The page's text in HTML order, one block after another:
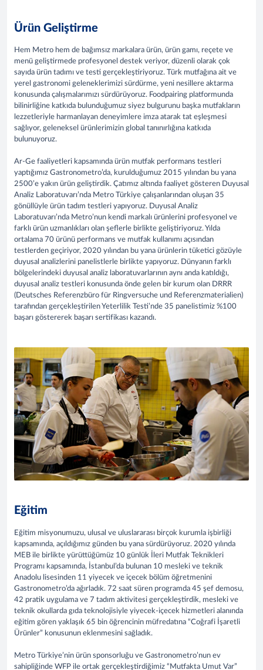
Ürün Geliştirme
Hem Metro hem de bağımsız markalara ürün, ürün gamı, reçete ve
menü geliştirmede profesyonel destek veriyor, düzenli olarak çok
sayıda ürün tadımı ve testi gerçekleştiriyoruz. Türk mutfağına ait ve
yerel gastronomi geleneklerimizi sürdürme, yeni nesillere aktarma
konusunda çalışmalarımızı sürdürüyoruz. Foodpairing platformunda
bilinirliğine katkıda bulunduğumuz siyez bulgurunu başka mutfakların
lezzetleriyle harmanlayan deneyimlere imza atarak tat eşleşmesi
sağlıyor, geleneksel ürünlerimizin global tanınırlığına katkıda
bulunuyoruz.
Ar-Ge faaliyetleri kapsamında ürün mutfak performans testleri
yaptığımız Gastronometro’da, kurulduğumuz 2015 yılından bu yana
2500’e yakın ürün geliştirdik. Çatımız altında faaliyet gösteren Duyusal
Analiz Laboratuvarı’nda Metro Türkiye çalışanlarından oluşan 35
gönüllüyle ürün tadım testleri yapıyoruz. Duyusal Analiz
Laboratuvarı’nda Metro’nun kendi markalı ürünlerini profesyonel ve
farklı ürün uzmanlıkları olan şeflerle birlikte geliştiriyoruz. Yılda
ortalama 70 ürünü performans ve mutfak kullanımı açısından
testlerden geçiriyor, 2020 yılından bu yana ürünlerin tüketici gözüyle
duyusal analizlerini panelistlerle birlikte yapıyoruz. Dünyanın farklı
bölgelerindeki duyusal analiz laboratuvarlarının aynı anda katıldığı,
duyusal analiz testleri konusunda önde gelen bir kurum olan DRRR
(Deutsches Referenzbüro für Ringversuche und Referenzmaterialien)
tarafından gerçekleştirilen Yeterlilik Testi’nde 35 panelistimiz %100
başarı göstererek başarı sertifikası kazandı.
Eğitim
Eğitim misyonumuzu, ulusal ve uluslararası birçok kurumla işbirliği
kapsamında, açıldığımız günden bu yana sürdürüyoruz. 2020 yılında
MEB ile birlikte yürüttüğümüz 10 günlük İleri Mutfak Teknikleri
Programı kapsamında, İstanbul’da bulunan 10 mesleki ve teknik
Anadolu lisesinden 11 yiyecek ve içecek bölüm öğretmenini
Gastronometro’da ağırladık. 72 saat süren programda 45 şef demosu,
42 pratik uygulama ve 7 tadım aktivitesi gerçekleştirdik, mesleki ve
teknik okullarda gıda teknolojisiyle yiyecek-içecek hizmetleri alanında
eğitim gören yaklaşık 65 bin öğrencinin müfredatına “Coğrafi İşaretli
Ürünler” konusunun eklenmesini sağladık.
Metro Türkiye’nin ürün sponsorluğu ve Gastronometro’nun ev
sahipliğinde WFP ile ortak gerçekleştirdiğimiz “Mutfakta Umut Var”